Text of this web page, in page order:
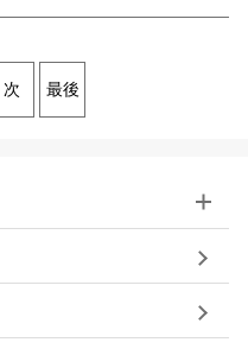
次 最後